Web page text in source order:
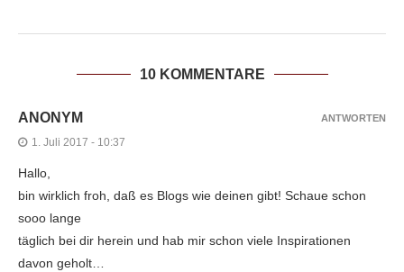
10 KOMMENTARE
ANONYM
1. Juli 2017 - 10:37
Hallo,
bin wirklich froh, daß es Blogs wie deinen gibt! Schaue schon
sooo lange
täglich bei dir herein und hab mir schon viele Inspirationen
davon geholt…
ANTWORTEN